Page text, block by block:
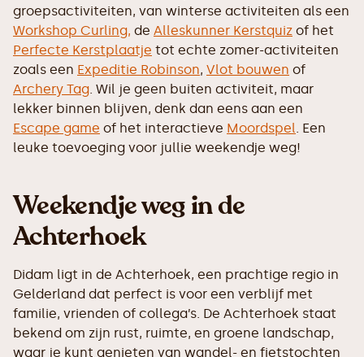
groepsactiviteiten, van winterse activiteiten als een
Workshop Curling, de Alleskunner Kerstquiz of het
Perfecte Kerstplaatje tot echte zomer-activiteiten
zoals een Expeditie Robinson, Vlot bouwen of
Archery Tag. Wil je geen buiten activiteit, maar
lekker binnen blijven, denk dan eens aan een
Escape game of het interactieve Moordspel. Een
leuke toevoeging voor jullie weekendje weg!
Weekendje weg in de
Achterhoek
Didam ligt in de Achterhoek, een prachtige regio in
Gelderland dat perfect is voor een verblijf met
familie, vrienden of collega’s. De Achterhoek staat
bekend om zijn rust, ruimte, en groene landschap,
waar je kunt genieten van wandel- en fietstochten